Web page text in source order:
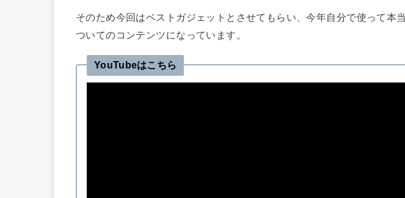
そのため今回はベストガジェットとさせてもらい、今年自分で使って本
ついてのコンテンツになっています。
YouTubeはこちら